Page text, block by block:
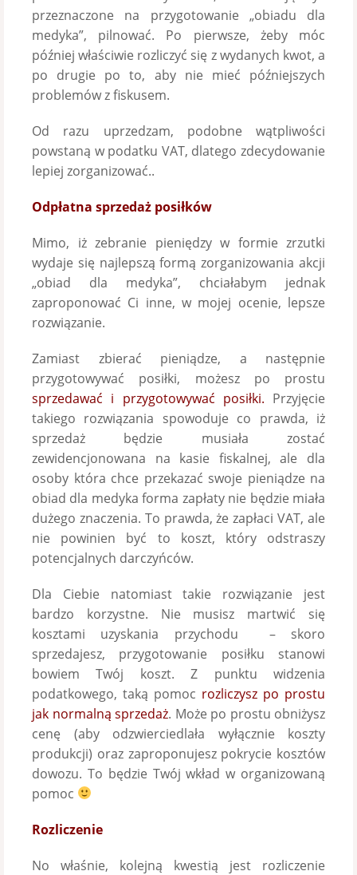
przeznaczone na przygotowanie „obiadu dla
medyka”, pilnować. Po pierwsze, żeby móc
później właściwie rozliczyć się z wydanych kwot, a
po drugie po to, aby nie mieć późniejszych
problemów z fiskusem.
Od razu uprzedzam, podobne wątpliwości
powstaną w podatku VAT, dlatego zdecydowanie
lepiej zorganizować..
Odpłatna sprzedaż posiłków
Mimo, iż zebranie pieniędzy w formie zrzutki
wydaje się najlepszą formą zorganizowania akcji
„obiad dla medyka”, chciałabym jednak
zaproponować Ci inne, w mojej ocenie, lepsze
rozwiązanie.
Zamiast zbierać pieniądze, a następnie
przygotowywać posiłki, możesz po prostu
sprzedawać i przygotowywać posiłki. Przyjęcie
takiego rozwiązania spowoduje co prawda, iż
sprzedaż będzie musiała zostać
zewidencjonowana na kasie fiskalnej, ale dla
osoby która chce przekazać swoje pieniądze na
obiad dla medyka forma zapłaty nie będzie miała
dużego znaczenia. To prawda, że zapłaci VAT, ale
nie powinien być to koszt, który odstraszy
potencjalnych darczyńców.
Dla Ciebie natomiast takie rozwiązanie jest
bardzo korzystne. Nie musisz martwić się
kosztami uzyskania przychodu – skoro
sprzedajesz, przygotowanie posiłku stanowi
bowiem Twój koszt. Z punktu widzenia
podatkowego, taką pomoc rozliczysz po prostu
jak normalną sprzedaż. Może po prostu obniżysz
cenę (aby odzwierciedlała wyłącznie koszty
produkcji) oraz zaproponujesz pokrycie kosztów
dowozu. To będzie Twój wkład w organizowaną
pomoc
Rozliczenie
No właśnie, kolejną kwestią jest rozliczenie